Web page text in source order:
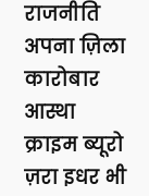
राजनीति
अपना ज़िला
कारोबार
आस्था
क्राइम ब्यूरो
ज़रा इधर भी